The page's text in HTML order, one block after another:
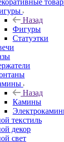
Назад
Фигуры
Статуэтки
Назад
Камины
текстиль
декор
свет